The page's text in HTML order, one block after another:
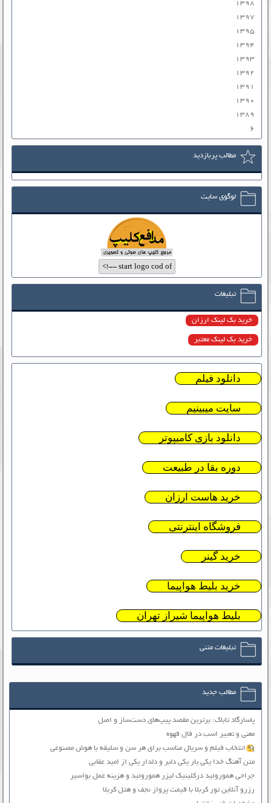
۱۳۹۸
۱۳۹۷
۱۳۹۵
۱۳۹۴
۱۳۹۳
۱۳۹۲
۱۳۹۱
۱۳۹۰
۱۳۸۹
۶
مطالب پربازدید
لوگوی سایت
تبلیغات
خرید بک لینک ارزان
خرید بک لینک معتبر
دانلود فیلم
سایت میبینیم
دانلود بازی کامیپوتر
دوره بقا در طبیعت
خرید هاست ارزان
فروشگاه اینترنتی
خرید گینر
خرید بلیط هواپیما
بلیط هواپیما شیراز تهران
تبلیغات متنی
مطالب جدید
پاسارگاد تاباک: برترین مقصد پیپ‌های دست‌ساز و اصل
معنی و تعبیر اسب در فال قهوه
انتخاب فیلم و سریال مناسب برای هر سن و سلیقه با هوش مصنوعی
متن آهنگ خدا یکی یار یکی دلبر و دلدار یکی از امید عقابی
جراحی هموروئید درکلینیک لیزر هموروئید و هزینه عمل بواسیر
رزرو آنلاین تور کربلا با قیمت پرواز نجف و هتل کربلا